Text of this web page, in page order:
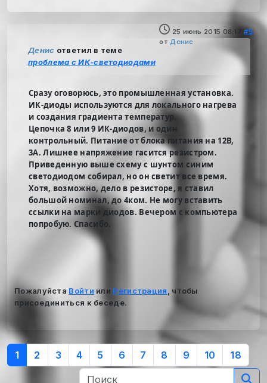
25 июнь 2015 08:17
#5
от Денис
Денис ответил в теме
проблема с ИК-светодиодами
Сразу оговорюсь, это промышленная установка.
ИК-диоды используются для локального нагрева
и создания градиента температур.
Цепочка 8 или 9 ИК-диодов, и один
контрольный. Питание от блока питания на 12В,
3А. Лишнее напряжение гасится резистром.
Приведенную выше схему с шунтом синим
светодиодом собирал, но он светит все время.
Хотя, возможно, дело в резисторе, я ставил
большой номинал, до 4ком. Не могу вставить
ссылки на марки диодов. Вечером с компьютера
попробую. Спасибо.
Пожалуйста Войти или Регистрация
, чтобы
присоединиться к беседе.
1 2 3 4 5 6 7 8 9 10 18